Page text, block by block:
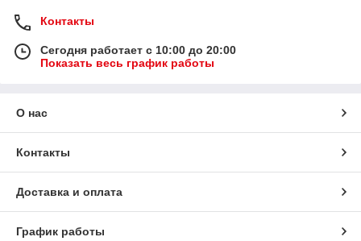
Контакты
Сегодня работает с 10:00 до 20:00
Показать весь график работы
О нас
Контакты
Доставка и оплата
График работы